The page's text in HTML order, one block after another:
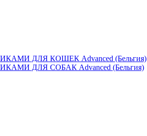
ДЛЯ КОШЕК Advanced (Бельгия)
ДЛЯ СОБАК Advanced (Бельгия)